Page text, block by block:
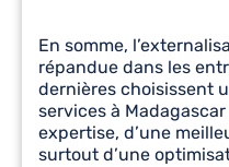
En somme,
répandue dans les
dernières choisissent
services à
expertise, d’une
surtout d’une